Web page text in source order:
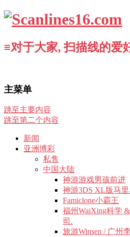
≡对于大家, 扫描线的爱
主菜单
跳至主要内容
跳至第二个内容
新闻
亚洲博彩
私售
中国大陆
神游游戏男孩前进
神游3DS XL版马里
Famiclone小霸王
福州WaiXing科学
司.
旅游Winsen / 广州